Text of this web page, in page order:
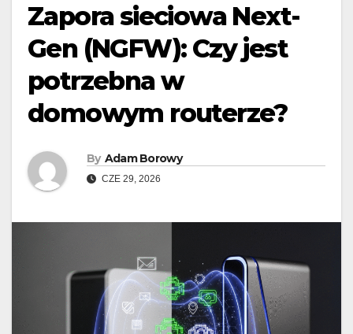
Zapora sieciowa Next-
Gen (NGFW): Czy jest
potrzebna w
domowym routerze?
By Adam Borowy
CZE 29, 2026